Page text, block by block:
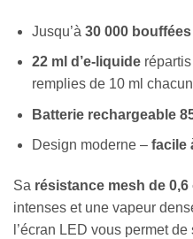
Jusqu’à 30 000 bouffées
22 ml d’e-liquiderépartis
remplies de 10 ml
Batterie rechargeable
Design moderne – facile
Sa résistance mesh de 0,6
intenses et une vapeur
l’écran LED vous permet